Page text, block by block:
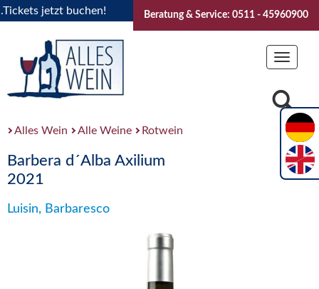
jetzt buchen! "Das Sommerfest 2026" Vive la
Beratung & Service: 0511 - 45960900
Toggle
Alles Wein Alle Weine Rotwein
Barbera d´Alba Axilium
2021
Luisin, Barbaresco